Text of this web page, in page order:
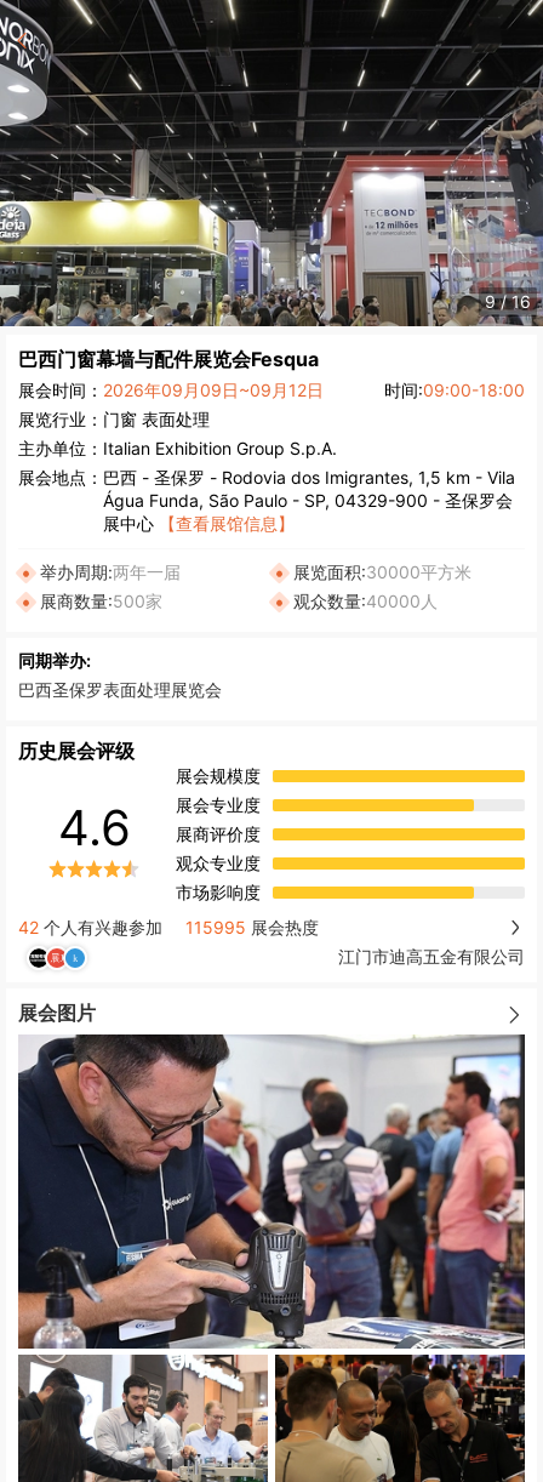
9/16
巴西门窗幕墙与配件展览会Fesqua
展会时间： 2026年09月09日~09月12日 时间:09:00-18:00
展览行业： 门窗 表面处理
主办单位： Italian Exhibition Group S.p.A.
展会地点： 巴西 - 圣保罗 - Rodovia dos Imigrantes, 1,5 km - Vila
Água Funda, São Paulo - SP, 04329-900 - 圣保罗会
展中心
【查看展馆信息】
举办周期:两年一届 展览面积:30000平方米
展商数量:500家 观众数量:40000人
同期举办:
巴西圣保罗表面处理展览会
历史展会评级
4.6
展会规模度
展会专业度
展商评价度
观众专业度
市场影响度
42 个人有兴趣参加 115995 展会热度
江门市迪高五金有限公司
展会图片